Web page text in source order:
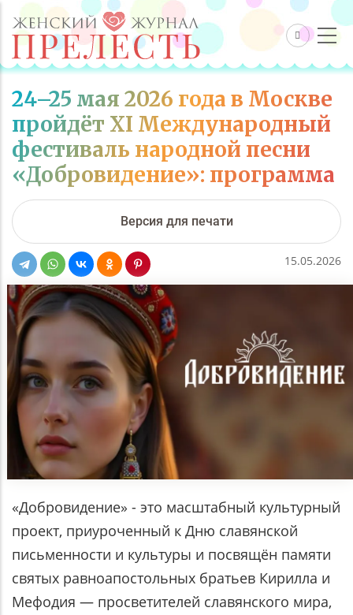
24–25 мая 2026 года в Москве
пройдёт XI Международный
фестиваль народной песни
«Добровидение»: программа
Версия для печати
15.05.2026
«Добровидение» - это масштабный культурный
проект, приуроченный к Дню славянской
письменности и культуры и посвящён памяти
святых равноапостольных братьев Кирилла и
Мефодия — просветителей славянского мира,